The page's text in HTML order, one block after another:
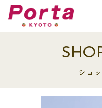
ショ